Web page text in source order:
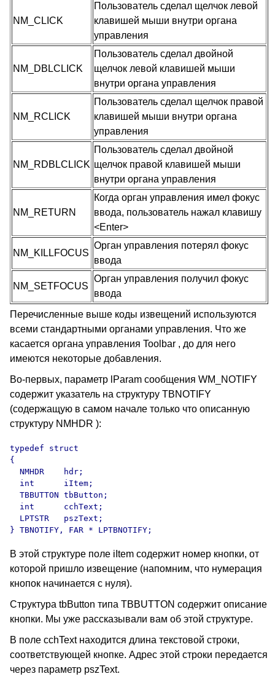
NM_CLICK
Пользователь сделал щелчок левой
клавишей мыши внутри органа
управления
NM_DBLCLICK
Пользователь сделал двойной
щелчок левой клавишей мыши
внутри органа управления
NM_RCLICK
Пользователь сделал щелчок правой
клавишей мыши внутри органа
управления
NM_RDBLCLICK
Пользователь сделал двойной
щелчок правой клавишей мыши
внутри органа управления
NM_RETURN
Когда орган управления имел фокус
ввода, пользователь нажал клавишу
<Enter>
NM_KILLFOCUS
Орган управления потерял фокус
ввода
NM_SETFOCUS
Орган управления получил фокус
ввода
Перечисленные выше коды извещений используются
всеми стандартными органами управления. Что же
касается органа управления Toolbar , до для него
имеются некоторые добавления.
Во-первых, параметр lParam сообщения WM_NOTIFY
содержит указатель на структуру TBNOTIFY
(содержащую в самом начале только что описанную
структуру NMHDR ):
typedef struct
{
  NMHDR    hdr;
  int      iItem;
  TBBUTTON tbButton;
  int      cchText;
  LPTSTR   pszText;
В этой структуре поле iItem содержит номер кнопки, от
которой пришло извещение (напомним, что нумерация
кнопок начинается с нуля).
Структура tbButton типа TBBUTTON содержит описание
кнопки. Мы уже рассказывали вам об этой структуре.
В поле cchText находится длина текстовой строки,
соответствующей кнопке. Адрес этой строки передается
через параметр pszText.